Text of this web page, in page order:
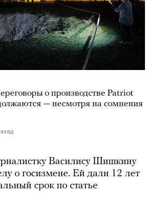
о производстве Patriot
— несмотря на сомнения
Василису Шишкину
о госизмене. Ей дали 12 лет
срок по статье